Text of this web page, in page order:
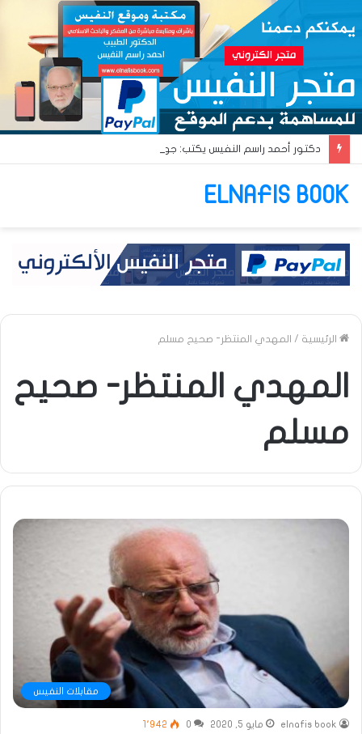
ELNAFIS BOOK
الرئيسية / المهدي المنتظر- صحيح مسلم
المهدي المنتظر- صحيح
مسلم
مقابلات النفيس
elnafis book مايو 5, 2020 0 1٬942